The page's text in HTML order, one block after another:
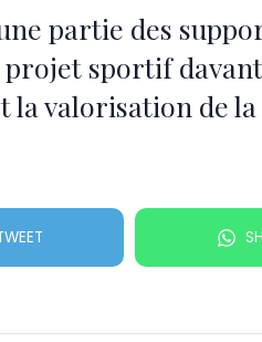
partie des
sportif
la valorisation de